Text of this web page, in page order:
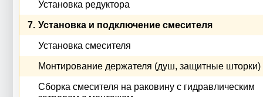
Установка редуктора
7. Установка и подключение смесителя
Установка смесителя
Монтирование держателя (душ, защитные шторки)
Сборка смесителя на раковину с гидравлическим